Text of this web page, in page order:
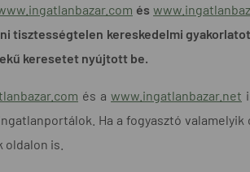
és
tisztességtelen kereskedelmi
keresetet nyújtott be.
és a www.ingatlanbazar.net
Ha a fogyasztó
is.